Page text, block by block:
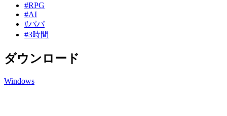
#RPG
#AI
#パパ
#3時間
ダウンロード
Windows